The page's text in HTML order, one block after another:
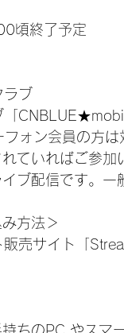
頃終了予定
ラブ
「
ォン会員の方は
ていればご参加
ブ配信です。一
方法＞
売サイト「
ちのPC やスマ